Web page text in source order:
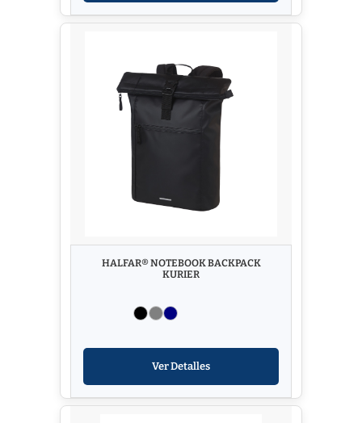
HALFAR® NOTEBOOK BACKPACK
KURIER
Ver Detalles